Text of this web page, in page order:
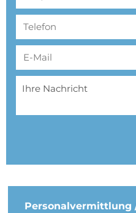
Personal­vermittlung